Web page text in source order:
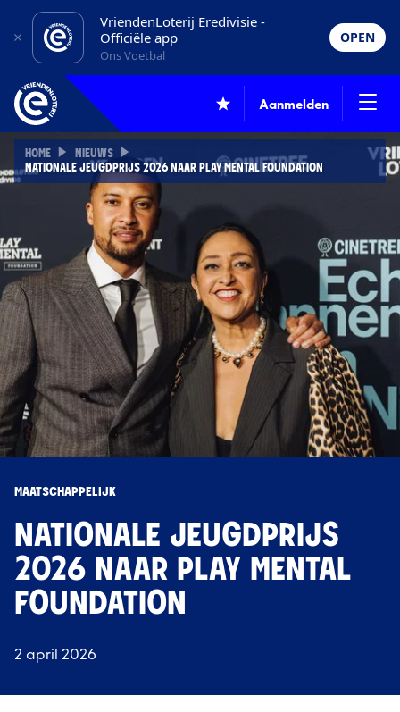
VriendenLoterij Eredivisie -
Officiële app
Ons Voetbal
OPEN
Aanmelden
HOME
NIEUWS
NATIONALE JEUGD­PRIJS 2026 NAAR PLAY MENTAL FOUNDATION
MAATSCHAPPELIJK
NATIONALE JEUGD­PRIJS
2026 NAAR PLAY MENTAL
FOUNDATION
2 april 2026